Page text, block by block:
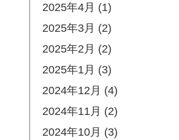
2025年4月 (1)
2025年3月 (2)
2025年2月 (2)
2025年1月 (3)
2024年12月 (4)
2024年11月 (2)
2024年10月 (3)